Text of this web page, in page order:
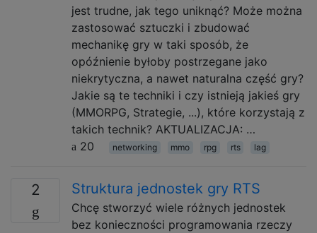
jest trudne, jak tego uniknąć? Może można
zastosować sztuczki i zbudować
mechanikę gry w taki sposób, że
opóźnienie byłoby postrzegane jako
niekrytyczna, a nawet naturalna część gry?
Jakie są te techniki i czy istnieją jakieś gry
(MMORPG, Strategie, ...), które korzystają z
takich technik? AKTUALIZACJA: …
20
networking mmo rpg rts lag
2 Struktura jednostek gry RTS
Chcę stworzyć wiele różnych jednostek
bez konieczności programowania rzeczy